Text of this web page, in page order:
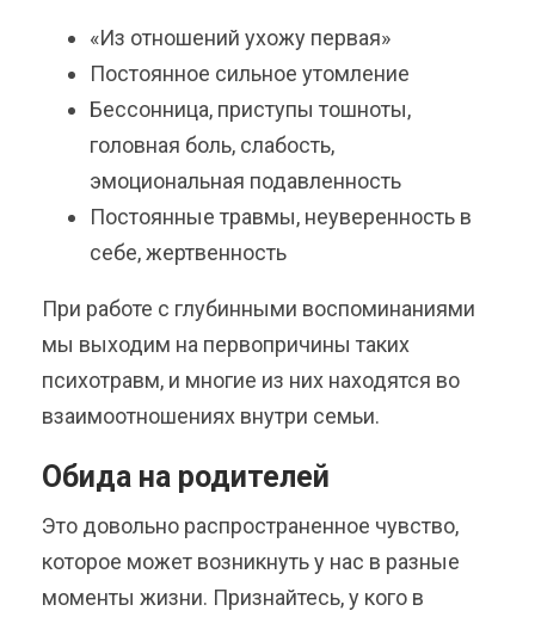
«Из отношений ухожу первая»
Постоянное сильное утомление
Бессонница, приступы тошноты,
головная боль, слабость,
эмоциональная подавленность
Постоянные травмы, неуверенность в
себе, жертвенность
При работе с глубинными воспоминаниями
мы выходим на первопричины таких
психотравм, и многие из них находятся во
взаимоотношениях внутри семьи.
Обида на родителей
Это довольно распространенное чувство,
которое может возникнуть у нас в разные
моменты жизни. Признайтесь, у кого в